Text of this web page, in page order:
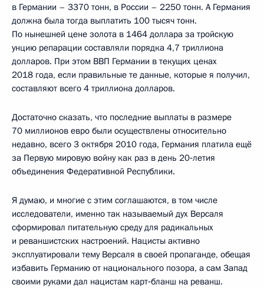
в Германии – 3370 тонн, в России – 2250 тонн. А Германия
должна была тогда выплатить 100 тысяч тонн.
По нынешней цене золота в 1464 доллара за тройскую
унцию репарации составляли порядка 4,7 триллиона
долларов. При этом ВВП Германии в текущих ценах
2018 года, если правильные те данные, которые я получил,
составляют всего 4 триллиона долларов.
Достаточно сказать, что последние выплаты в размере
70 миллионов евро были осуществлены относительно
недавно, всего 3 октября 2010 года, Германия платила ещё
за Первую мировую войну как раз в день 20‑летия
объединения Федеративной Республики.
Я думаю, и многие с этим соглашаются, в том числе
исследователи, именно так называемый дух Версаля
сформировал питательную среду для радикальных
и реваншистских настроений. Нацисты активно
эксплуатировали тему Версаля в своей пропаганде, обещая
избавить Германию от национального позора, а сам Запад
своими руками дал нацистам карт‑бланш на реванш.